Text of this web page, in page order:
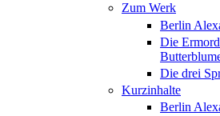
Zum Werk
Berlin
Die
Die drei
Kurzinhalte
Berlin